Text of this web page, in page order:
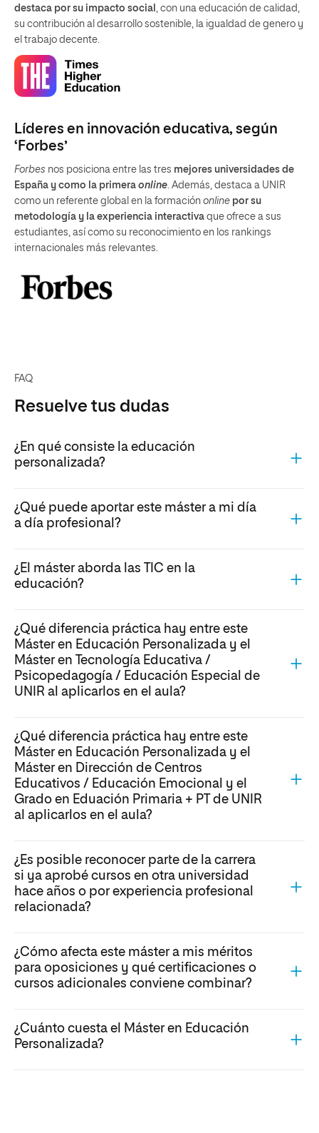
destaca por su impacto social
, con una educación de calidad,
su contribución al desarrollo sostenible, la igualdad de genero y
el trabajo decente.
Líderes en innovación educativa, según
‘Forbes’
Forbes nos posiciona entre las tres mejores universidades de
España y como la primera online. Además, destaca a UNIR
como un referente global en la formación online por su
metodología y la experiencia interactiva que ofrece a sus
estudiantes, así como su reconocimiento en los rankings
internacionales más relevantes.
FAQ
Resuelve tus dudas
¿En qué consiste la educación
personalizada?
¿Qué puede aportar este máster a mi día
a día profesional?
¿El máster aborda las TIC en la
educación?
¿Qué diferencia práctica hay entre este
Máster en Educación Personalizada y el
Máster en Tecnología Educativa /
Psicopedagogía / Educación Especial de
UNIR al aplicarlos en el aula?
¿Qué diferencia práctica hay entre este
Máster en Educación Personalizada y el
Máster en Dirección de Centros
Educativos / Educación Emocional y el
Grado en Eduación Primaria + PT de UNIR
al aplicarlos en el aula?
¿Es posible reconocer parte de la carrera
si ya aprobé cursos en otra universidad
hace años o por experiencia profesional
relacionada?
¿Cómo afecta este máster a mis méritos
para oposiciones y qué certificaciones o
cursos adicionales conviene combinar?
¿Cuánto cuesta el Máster en Educación
Personalizada?